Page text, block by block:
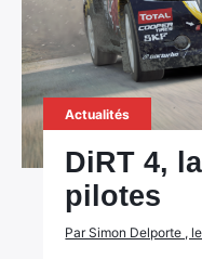
Actualités
DiRT 4,
pilotes
Par Simon Delporte ,
Rechercher
: